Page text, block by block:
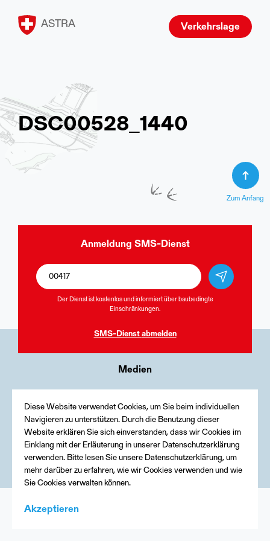
ASTRA Verkehrslage
DSC00528_1440
Zum Anfang
Anmeldung SMS-Dienst
Der Dienst ist kostenlos und informiert über baubedingte
Einschränkungen.
SMS-Dienst abmelden
Medien
Impressum
Diese Website verwendet Cookies, um Sie beim individuellen
Navigieren zu unterstützen. Durch die Benutzung dieser
Website erklären Sie sich einverstanden, dass wir Cookies im
Einklang mit der Erläuterung in unserer Datenschutzerklärung
verwenden. Bitte lesen Sie unsere Datenschutzerklärung, um
mehr darüber zu erfahren, wie wir Cookies verwenden und wie
Sie Cookies verwalten können.
Akzeptieren